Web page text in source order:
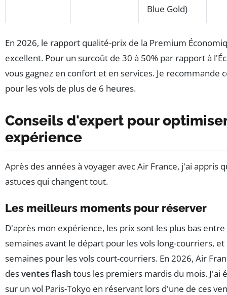
Blue Gold)
En 2026, le rapport qualité-prix de la Premium
excellent. Pour un surcoût de 30 à 50% par rapport à
vous gagnez en confort et en services. Je recommande
pour les vols de plus de 6 heures.
Conseils d'expert pour
expérience
Après des années à voyager avec Air France, j'ai appris
astuces qui changent tout.
Les meilleurs moments pour réserver
D'après mon expérience, les prix sont les plus bas
semaines avant le départ pour les vols long-courriers,
semaines pour les vols court-courriers. En 2026, Air
desventes flash tous les premiers mardis du mois. J'ai
sur un vol Paris-Tokyo en réservant lors d'une de ces